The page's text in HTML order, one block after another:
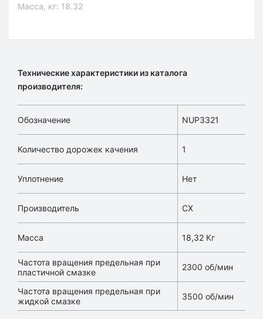
Масса, кг: 18.32
Технические характеристики из каталога
производителя:
Обозначение NUP3321
Количество дорожек качения 1
Уплотнение Нет
Производитель CX
Масса 18,32 Кг
Частота вращения предельная при
пластичной смазке
2300 об/мин
Частота вращения предельная при
жидкой смазке
3500 об/мин